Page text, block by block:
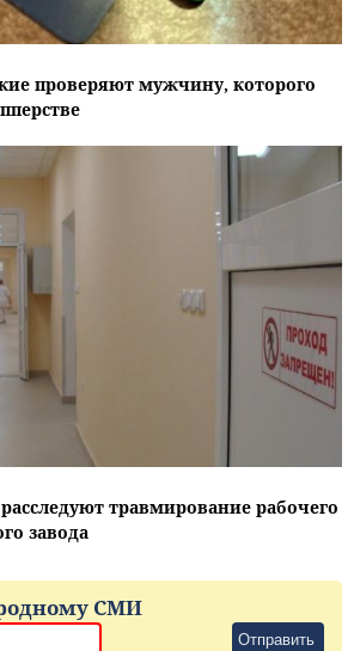
проверяют мужчину, которого
травмирование рабочего
завода
СМИ
Отправить